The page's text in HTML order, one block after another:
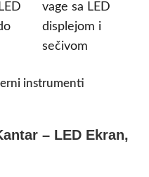
instrumenti
– LED Ekran,